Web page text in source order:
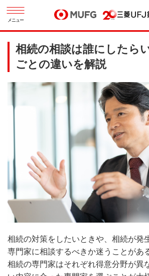
メニュー
相続の相談は誰にしたら
ごとの違いを解説
相続の対策をしたいときや、相続が発
専門家に相談するべきか迷うことがあ
相続の専門家はそれぞれ得意分野が異